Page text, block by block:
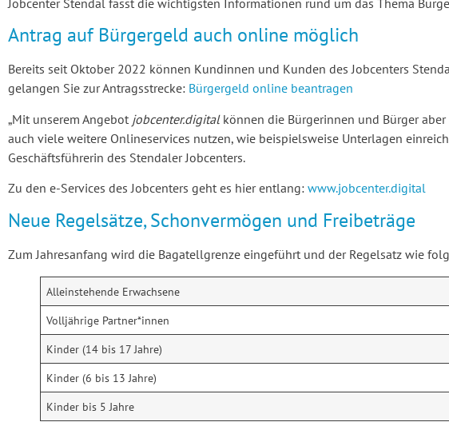
Jobcenter Stendal fasst die wichtigsten Informationen rund um das Thema
Antrag auf Bürgergeld auch online möglich
Bereits seit Oktober 2022 können Kundinnen und Kunden des Jobcenters
gelangen Sie zur Antragsstrecke: Bürgergeld online beantragen
„Mit unserem Angebot jobcenter.digitalkönnen die Bürgerinnen und Bürger
auch viele weitere Onlineservices nutzen, wie beispielsweise Unterlagen
Geschäftsführerin des Stendaler Jobcenters.
Zu den e-Services des Jobcenters geht es hier entlang: www.jobcenter.digital
Neue Regelsätze, Schonvermögen und Freibeträge
Zum Jahresanfang wird die Bagatellgrenze eingeführt und der Regelsatz wie
Alleinstehende Erwachsene
Volljährige Partner*innen
Kinder (14 bis 17 Jahre)
Kinder (6 bis 13 Jahre)
Kinder bis 5 Jahre